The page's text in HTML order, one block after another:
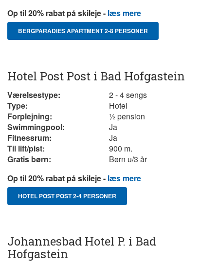
Op til 20% rabat på skileje - læs mere
BERGPARADIES APARTMENT 2-8 PERSONER
Hotel Post Post i Bad Hofgastein
Værelsestype:
2 - 4 sengs
Type:
Hotel
Forplejning:
½ pension
Swimmingpool:
Ja
Fitnessrum:
Ja
Til lift/pist:
900 m.
Gratis børn:
Børn u/3 år
Op til 20% rabat på skileje - læs mere
HOTEL POST POST 2-4 PERSONER
Johannesbad Hotel P. i Bad
Hofgastein